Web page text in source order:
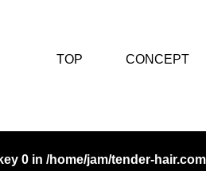
TOP CONCEPT
0 in /home/jam/tender-